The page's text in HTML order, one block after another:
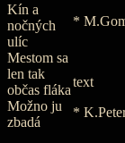
Kín a
nočných
ulíc
Mestom sa
len tak
občas fláka
Možno ju
zbadá
*
text
*